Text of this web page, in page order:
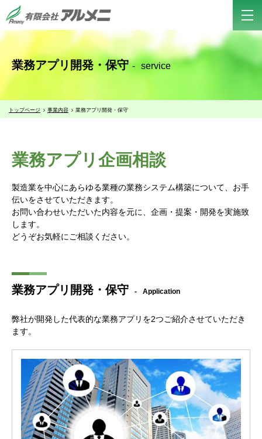
静岡県浜松市都田のシステム開発・ホームページ制作・ソフトウェア開
発・アプリ開発 有限会社アルメニ
業務アプリ開発・保守 service
トップページ 事業内容 業務アプリ開発・保守
業務アプリ企画相談
製造業を中心にあらゆる業種の業務システム構築について、お手
伝いをさせていただきます。
お問い合わせいただいた内容を元に、企画・提案・開発を実施致
します。
どうぞお気軽にご相談ください。
業務アプリ開発・保守 Application
弊社が開発した代表的な業務アプリを2つご紹介させていただき
ます。